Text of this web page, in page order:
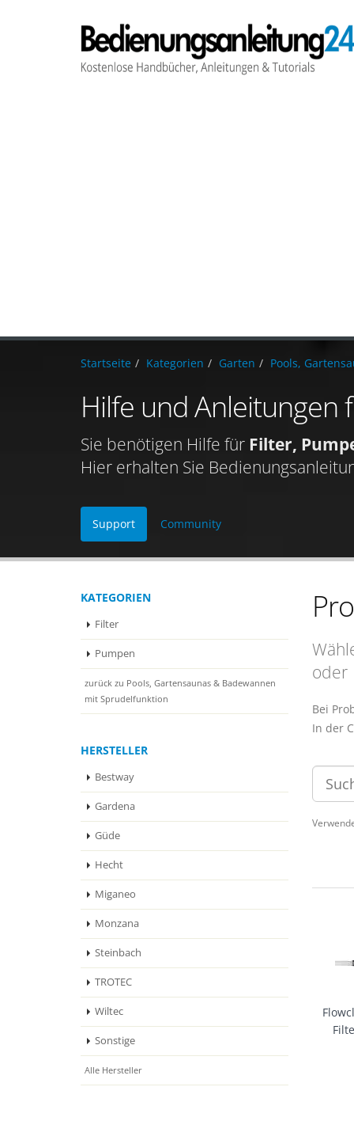
Startseite Kategorien Garten Pools,
Hilfe und Anleitungen
Sie benötigen Hilfe für Filter,
Hier erhalten Sie
Support Community
KATEGORIEN
Filter
Pumpen
zurück zu Pools, Gartensaunas & Badewannen
mit Sprudelfunktion
HERSTELLER
Bestway
Gardena
Güde
Hecht
Miganeo
Monzana
Steinbach
TROTEC
Wiltec
Sonstige
Alle Hersteller
oder
Bei
In der